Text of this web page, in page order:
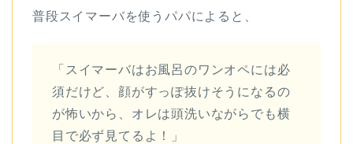
普段スイマーバを使うパパによると、
「スイマーバはお風呂のワンオペには必
須だけど、顔がすっぽ抜けそうになるの
が怖いから、オレは頭洗いながらでも横
目で必ず見てるよ！」